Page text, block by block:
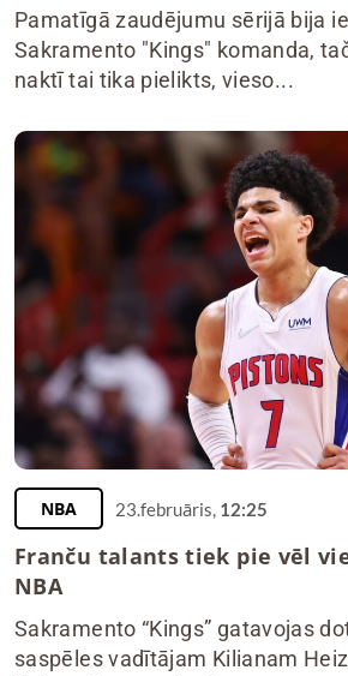
Pamatīgā zaudējumu sērijā bija
Sakramento "Kings" komanda,
naktī tai tika pielikts, vieso...
NBA 23.februāris, 12:25
Franču talants tiek pie vēl
NBA
Sakramento “Kings” gatavojas
saspēles vadītājam Kilianam